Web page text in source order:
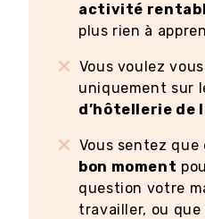
activité
plus rien à
Vous voulez
uniquement sur
d’hôtellerie de
Vous sentez que
bon moment
question votre
travailler, ou que